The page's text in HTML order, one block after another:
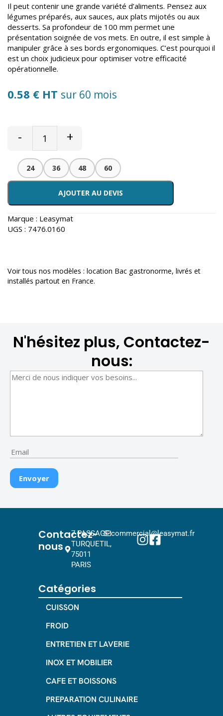
Il peut contenir une grande variété d’aliments. Pensez aux
légumes préparés, aux sauces, aux plats mijotés ou aux
desserts. Sa profondeur de 100 mm permet une
présentation soignée de vos mets. En outre, il est simple à
manipuler grâce à ses bords ergonomiques. C’est pourquoi il
est un choix judicieux pour optimiser votre efficacité
opérationnelle.
0.58 € HT sur 60 mois
- +
24 36 48 60
AJOUTER AU DEVIS
Marque : Leasymat
UGS : 7476.0160
Voir tous nos modèles : location Bac gastronorme, livrés et
installés partout en France.
N'hésitez plus, Contactez-
nous:
Contactez-
nous
7 PASSAGE
TURQUETIL,
75011
PARIS
commercial@leasymat.fr
Catégories
CUISSON
FROID
ENTRETIEN ET LAVERIE
INOX ET MOBILIER
CAFE ET BOISSONS
PREPARATION CULINAIRE